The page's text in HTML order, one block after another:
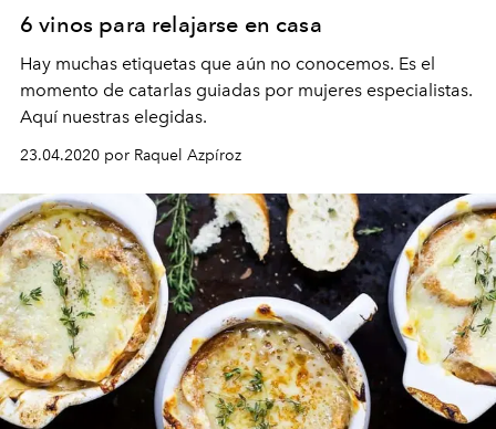
6 vinos para relajarse en casa
Hay muchas etiquetas que aún no conocemos. Es el
momento de catarlas guiadas por mujeres especialistas.
Aquí nuestras elegidas.
23.04.2020 por Raquel Azpíroz